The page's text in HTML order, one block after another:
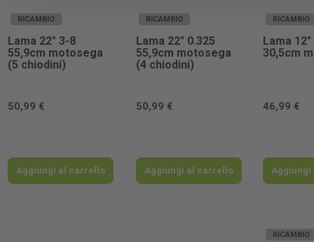
RICAMBIO
Lama 22" 3-8
55,9cm motosega
(5 chiodini)
50,99 €
Aggiungi al carrello
RICAMBIO
Lama 22" 0.325
55,9cm motosega
(4 chiodini)
50,99 €
Aggiungi al carrello
RICAMBIO
Lama 12"
30,5cm
46,99 €
RICAMBIO